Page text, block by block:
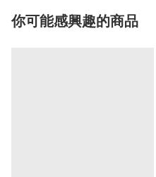
你可能感興趣的商品